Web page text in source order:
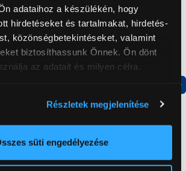
adataihoz a készülékén, hogy
hirdetéseket és tartalmakat, hirdetés-
közönségbetekintéseket, valamint
biztosíthassunk Önnek. Ön dönt
az adatait és milyen célra.
pár méteres pontossággal
beazonosítása annak konkrét
Részletek megjelenítése
süti engedélyezése
Side
Termék adatlap
Gorenje N619EAXL4
kombinált hűtőszekrény